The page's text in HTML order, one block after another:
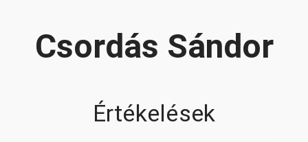
Csordás Sándor
Értékelések